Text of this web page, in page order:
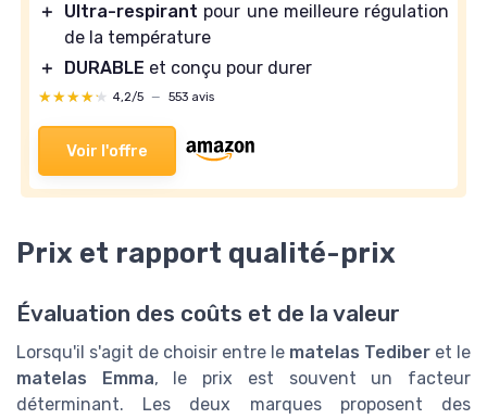
＋
Ultra-respirant pour une meilleure régulation
de la température
＋
DURABLE et conçu pour durer
★★★★★
★★★★★ 4,2/5 — 553 avis
Voir l'offre
Prix et rapport qualité-prix
Évaluation des coûts et de la valeur
Lorsqu'il s'agit de choisir entre le matelas Tediber et le
matelas Emma, le prix est souvent un facteur
déterminant. Les deux marques proposent des